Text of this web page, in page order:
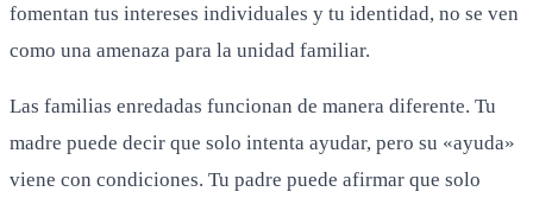
fomentan tus intereses individuales y tu identidad, no se ven
como una amenaza para la unidad familiar.
Las familias enredadas funcionan de manera diferente. Tu
madre puede decir que solo intenta ayudar, pero su «ayuda»
viene con condiciones. Tu padre puede afirmar que solo